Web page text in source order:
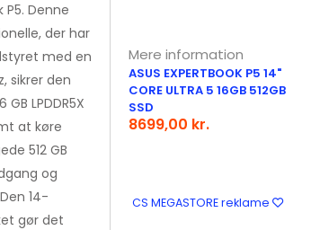
Denne
der har
med en
sikrer den
LPDDR5X
at køre
512 GB
og
14-
gør det
Mere information
ASUS EXPERTBOOK P5 14"
CORE ULTRA 5 16GB 512GB
SSD
8699,00 kr.
CS MEGASTORE reklame